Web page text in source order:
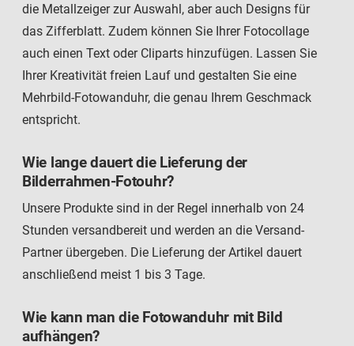
die Metallzeiger zur Auswahl, aber auch Designs für
das Zifferblatt. Zudem können Sie Ihrer Fotocollage
auch einen Text oder Cliparts hinzufügen. Lassen Sie
Ihrer Kreativität freien Lauf und gestalten Sie eine
Mehrbild-Fotowanduhr, die genau Ihrem Geschmack
entspricht.
Wie lange dauert die Lieferung der
Bilderrahmen-Fotouhr?
Unsere Produkte sind in der Regel innerhalb von 24
Stunden versandbereit und werden an die Versand-
Partner übergeben. Die Lieferung der Artikel dauert
anschließend meist 1 bis 3 Tage.
Wie kann man die Fotowanduhr mit Bild
aufhängen?